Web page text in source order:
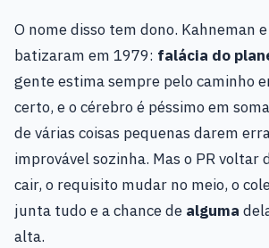
O nome disso tem dono. Kahneman
batizaram em 1979: falácia do
gente estima sempre pelo caminho
certo, e o cérebro é péssimo em
de várias coisas pequenas darem
improvável sozinha. Mas o PR voltar
cair, o requisito mudar no meio, o
junta tudo e a chance de alguma
alta.